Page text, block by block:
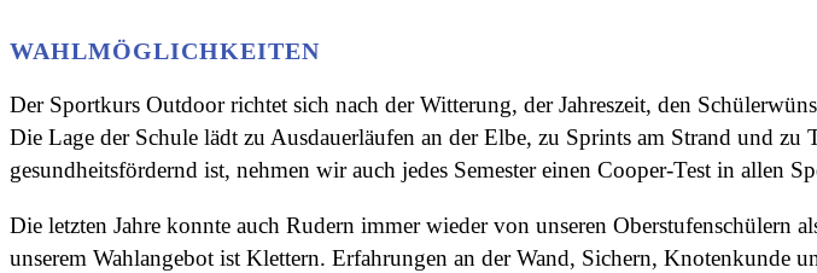
WAHLMÖGLICHKEITEN
Der Sportkurs Outdoor richtet sich nach der Witterung, der Jahreszeit, den
Die Lage der Schule lädt zu Ausdauerläufen an der Elbe, zu Sprints am Strand und
gesundheitsfördernd ist, nehmen wir auch jedes Semester einen Cooper-Test in allen
Die letzten Jahre konnte auch Rudern immer wieder von unseren Oberstufenschülern
unserem Wahlangebot ist Klettern. Erfahrungen an der Wand, Sichern, Knotenkunde